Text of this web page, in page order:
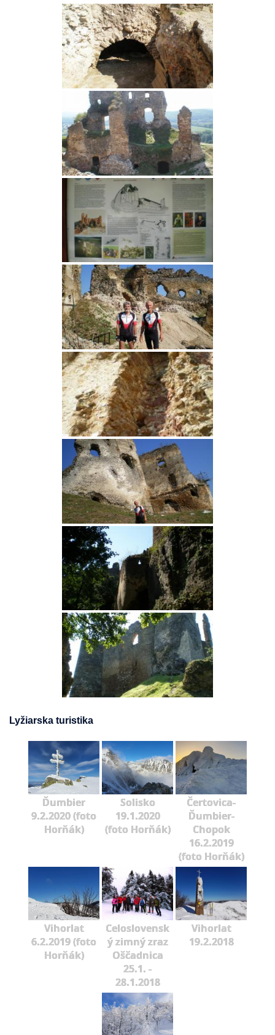
Lyžiarska turistika
Ďumbier
9.2.2020 (foto
Horňák)
Solisko
19.1.2020
(foto Horňák)
Čertovica-
Ďumbier-
Chopok
16.2.2019
(foto Horňák)
Vihorlat
6.2.2019 (foto
Horňák)
Celoslovensk
ý zimný zraz
Oščadnica
25.1. -
28.1.2018
Vihorlat
19.2.2018